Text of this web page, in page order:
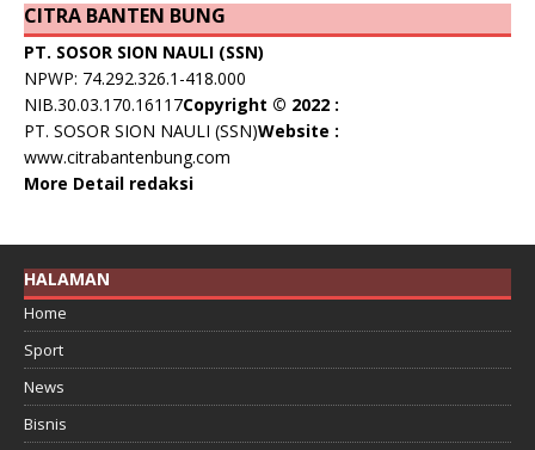
CITRA BANTEN BUNG
PT. SOSOR SION NAULI (SSN)
NPWP: 74.292.326.1-418.000
NIB.30.03.170.16117Copyright © 2022 :
PT. SOSOR SION NAULI (SSN)Website :
www.citrabantenbung.com
More Detail redaksi
HALAMAN
Home
Sport
News
Bisnis